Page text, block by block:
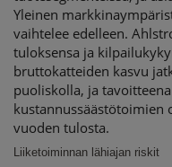
Yleinen
vaihtelee edelleen.
tuloksensa ja
bruttokatteiden kasvu
puoliskolla, ja
kustannussäästötoimien
vuoden tulosta.
Liiketoiminnan lähiajan riskit